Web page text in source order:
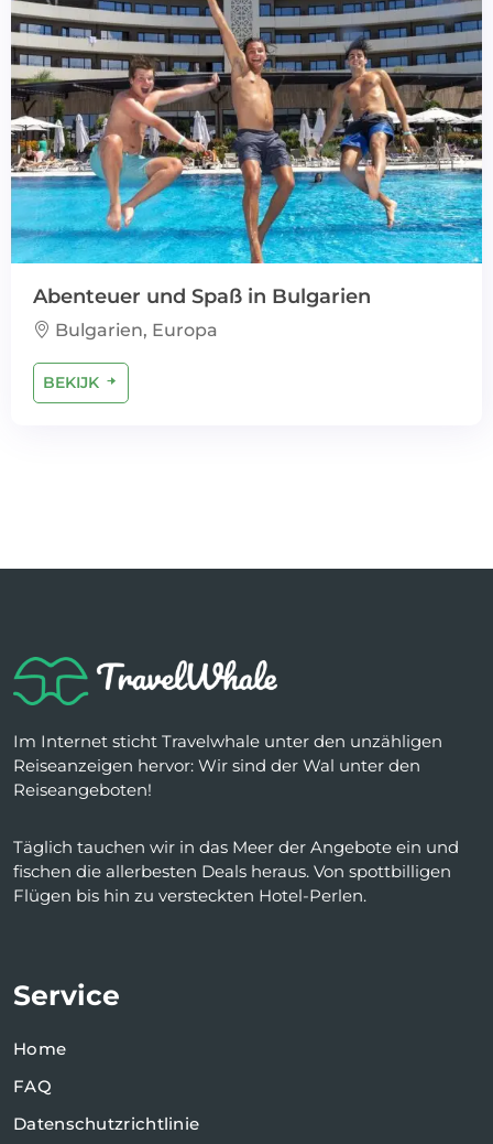
Abenteuer und Spaß in Bulgarien
Bulgarien, Europa
BEKIJK
Im Internet sticht Travelwhale unter den unzähligen
Reiseanzeigen hervor: Wir sind der Wal unter den
Reiseangeboten!
Täglich tauchen wir in das Meer der Angebote ein und
fischen die allerbesten Deals heraus. Von spottbilligen
Flügen bis hin zu versteckten Hotel-Perlen.
Service
Home
FAQ
Datenschutzrichtlinie